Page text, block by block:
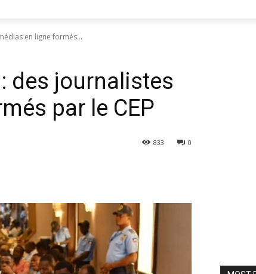
en ligne formés...
des journalistes
par le CEP
0
833